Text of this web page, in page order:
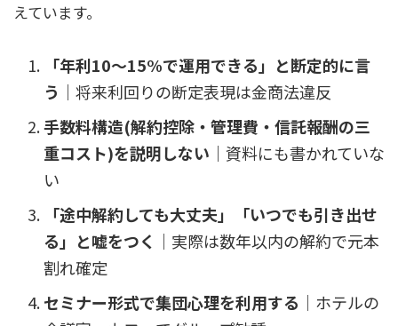
えています。
「年利10〜15%で運用できる」と断定的に言
う ｜将来利回りの断定表現は金商法違反
手数料構造(解約控除・管理費・信託報酬の三
重コスト)を説明しない ｜資料にも書かれていな
い
「途中解約しても大丈夫」「いつでも引き出せ
る」と嘘をつく ｜実際は数年以内の解約で元本
割れ確定
セミナー形式で集団心理を利用する ｜ホテルの